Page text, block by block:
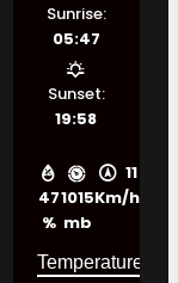
47
%
1015
mb
11
Km/h
Sunrise:
05:47
Sunset:
19:58